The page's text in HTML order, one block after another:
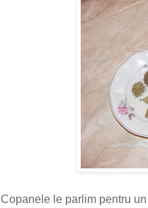
Copanele le parlim pentru